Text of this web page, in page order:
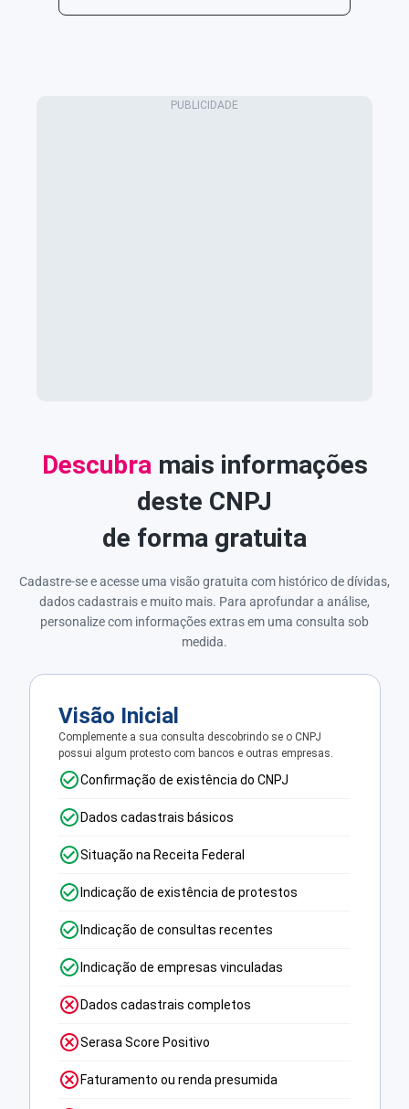
Descubra mais informações
deste CNPJ
de forma gratuita
Cadastre-se e acesse uma visão gratuita com histórico de dívidas,
dados cadastrais e muito mais. Para aprofundar a análise,
personalize com informações extras em uma consulta sob
medida.
Visão Inicial
Complemente a sua consulta descobrindo se o CNPJ
possui algum protesto com bancos e outras empresas.
Confirmação de existência do CNPJ
Dados cadastrais básicos
Situação na Receita Federal
Indicação de existência de protestos
Indicação de consultas recentes
Indicação de empresas vinculadas
Dados cadastrais completos
Serasa Score Positivo
Faturamento ou renda presumida